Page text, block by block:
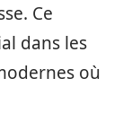
Ce
dans les
où